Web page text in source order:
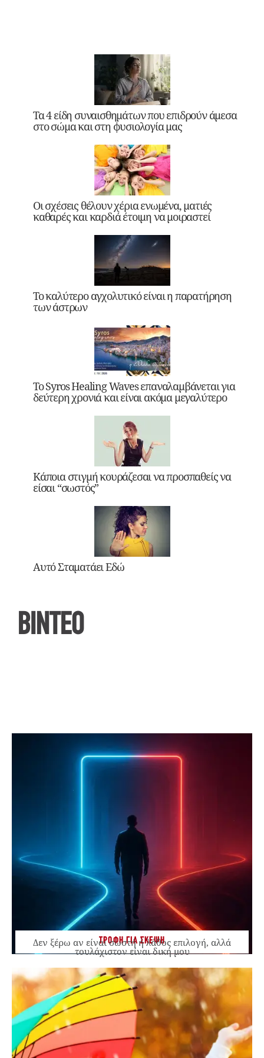
Τα 4 είδη συναισθημάτων που επιδρούν άμεσα
στο σώμα και στη φυσιολογία μας
Οι σχέσεις θέλουν χέρια ενωμένα, ματιές
καθαρές και καρδιά έτοιμη να μοιραστεί
Το καλύτερο αγχολυτικό είναι η παρατήρηση
των άστρων
Το Syros Healing Waves επαναλαμβάνεται για
δεύτερη χρονιά και είναι ακόμα μεγαλύτερο
Κάποια στιγμή κουράζεσαι να προσπαθείς να
είσαι “σωστός”
Αυτό Σταματάει Εδώ
ΒΙΝΤΕΟ
ΤΡΟΦΗ ΓΙΑ ΣΚΕΨΗ
Δεν ξέρω αν είναι σωστή ή λάθος επιλογή, αλλά
τουλάχιστον είναι δική μου